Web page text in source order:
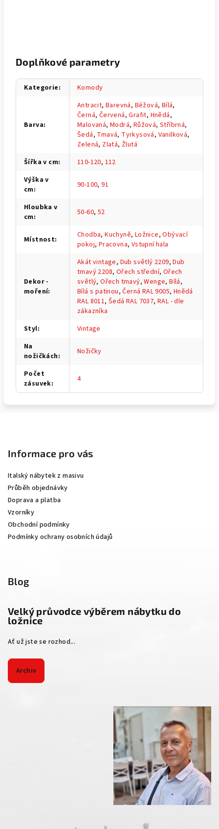
Doplňkové parametry
Kategorie: Komody
Barva:
Antracit,Barevná, Béžová, Bílá,
Černá, Červená,Grafit, Hnědá,
Malovaná,Modrá, Růžová,Stříbrná,
Šedá, Tmavá, Tyrkysová, Vanilková,
Zelená, Zlatá, Žlutá
Šířka v cm: 110-120, 112
Výška v
cm: 90-100,91
Hloubka v
cm: 50-60, 52
Místnost: Chodba,Kuchyně, Ložnice,Obývací
pokoj, Pracovna, Vstupní hala
Dekor -
moření:
Akát vintage, Dub světlý 2209,Dub
tmavý 2208, Ořech střední, Ořech
světlý,Ořech tmavý,Wenge,Bílá,
Bílá s patinou,Černá RAL 9005, Hnědá
RAL 8011,Šedá RAL 7037,RAL - dle
zákazníka
Styl:
Vintage
Na
nožičkách: Nožičky
Počet
zásuvek: 4
Informace pro vás
Italský nábytek z masivu
Průběh objednávky
Doprava a platba
Vzorníky
Obchodní podmínky
Podmínky ochrany osobních údajů
Blog
Velký průvodce výběrem nábytku do
ložnice
Ať už jste se rozhod...
Archiv